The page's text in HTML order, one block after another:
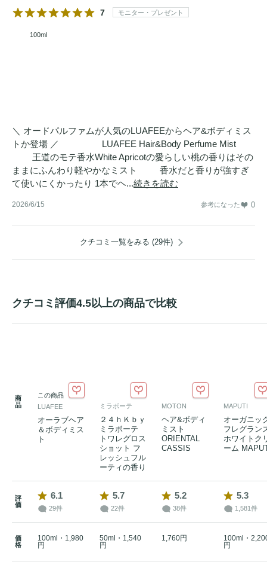
7 モニター・プレゼント
100ml
＼ オードパルファムが人気のLUAFEEからヘア&ボディミス
トか登場 ／ LUAFEE Hair&Body Perfume Mist
王道のモテ香水White Apricotの愛らしい桃の香りはその
ままにふんわり軽やかなミスト 香水だと香りが強すぎ
て使いにくかったり 1本でヘ...続きを読む
2026/6/15 参考になった 0
クチコミ一覧をみる (29件)
クチコミ評価4.5以上の商品で比較
商
品
この商品
LUAFEE
オーラブヘア
＆ボディミス
ト
ミラボーテ
２４ｈＫｂｙ
ミラボーテ
トワレグロス
ショット フ
レッシュフル
ーティの香り
MOTON
ヘア&ボディ
ミスト
ORIENTAL
CASSIS
MAPUTI
オーガニッ
フレグラン
ホワイトク
ーム
評
価
6.1
29件
5.7
22件
5.2
38件
5.3
1,581件
価
格
100ml・1,980
円
50ml・1,540
円
1,760円
100ml・
円